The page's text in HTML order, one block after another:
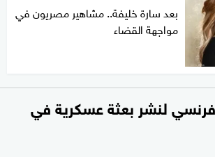
بعد سارة خليفة.. مشاهير مصريون في
مواجهة القضاء
لنشر بعثة عسكرية في